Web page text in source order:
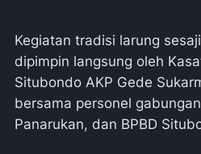
Kegiatan tradisi larung
dipimpin langsung oleh
Situbondo AKP Gede
bersama personel
Panarukan, dan BPBD